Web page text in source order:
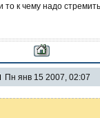
к чему надо
Пн янв 15 2007, 02:07